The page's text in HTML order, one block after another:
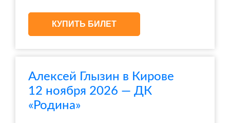
КУПИТЬ БИЛЕТ
Алексей Глызин в Кирове
12 ноября 2026 — ДК
«Родина»